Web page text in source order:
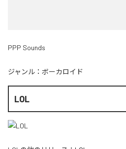
PPP Sounds
ジャンル： ボーカロイド
LOL